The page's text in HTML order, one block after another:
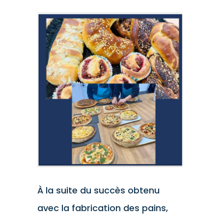
Voir
l'image
agrandie
À la suite du succès obtenu
avec la fabrication des pains,